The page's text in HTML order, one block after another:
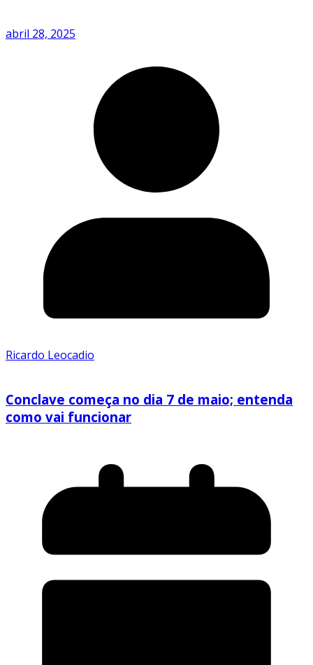
abril 28, 2025
Ricardo Leocadio
Conclave começa no dia 7 de maio; entenda
como vai funcionar